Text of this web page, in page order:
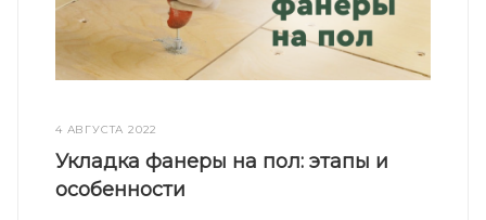
4 АВГУСТА 2022
Укладка фанеры на пол: этапы и
особенности